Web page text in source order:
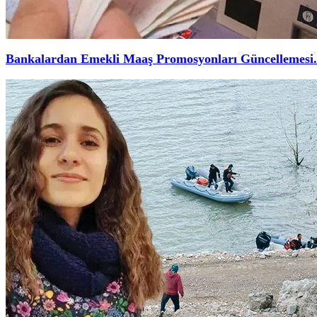
Bankalardan Emekli Maaş Promosyonları